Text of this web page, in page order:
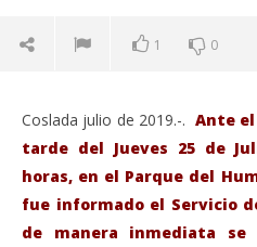
1 0
Coslada julio de 2019.-. Ante
tarde del Jueves 25 de
horas, en el Parque del
fue informado el Servicio
de manera inmediata se